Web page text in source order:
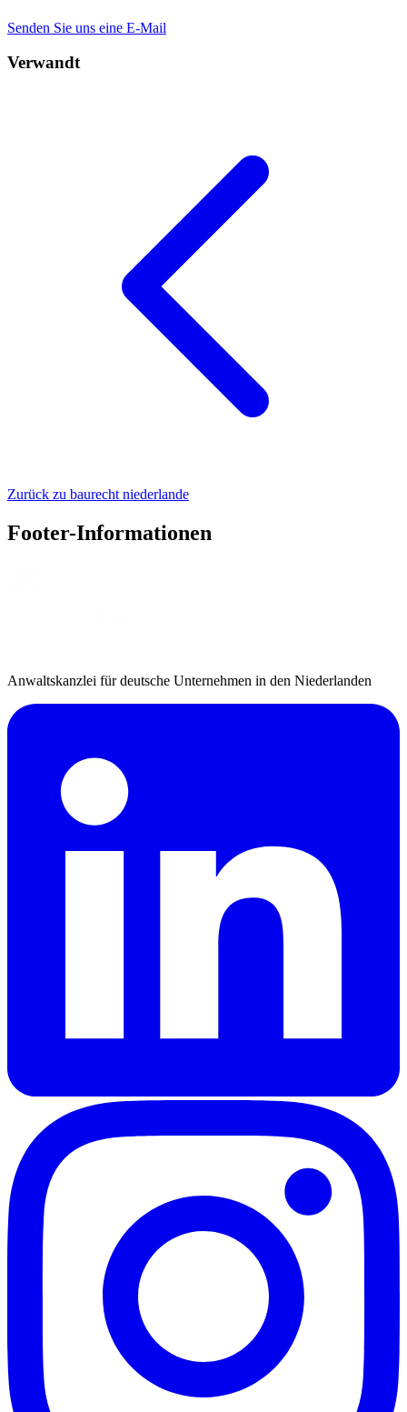
Senden Sie uns eine E-Mail
Verwandt
Zurück zu baurecht niederlande
Footer-Informationen
Anwaltskanzlei für deutsche Unternehmen in den Niederlanden